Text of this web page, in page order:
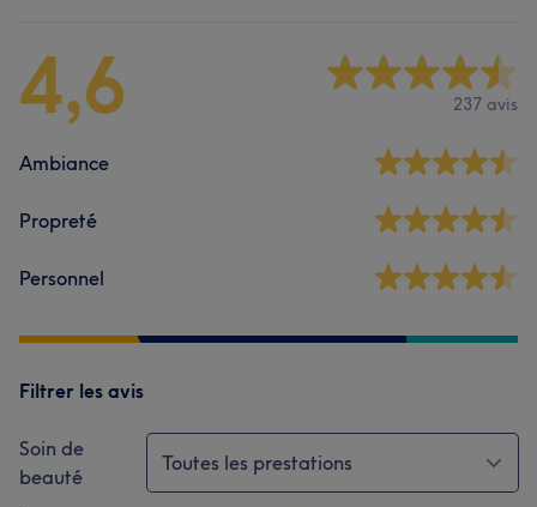
4,6 237 avis
Ambiance
Propreté
Personnel
Filtrer les avis
Soin de
beauté
Toutes les prestations